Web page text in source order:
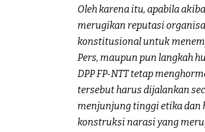
Oleh karena itu, apabila
merugikan reputasi
konstitusional untuk
Pers, maupun pun langkah
DPP FP-NTT tetap
tersebut harus dijalankan
menjunjung tinggi etika dan
konstruksi narasi yang